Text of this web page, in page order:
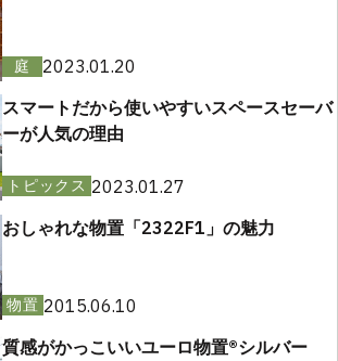
庭
2023.01.20
スマートだから使いやすいスペースセーバ
ーが人気の理由
トピックス 2023.01.27
おしゃれな物置「2322F1」の魅力
物置 2015.06.10
質感がかっこいいユーロ物置®︎シルバー